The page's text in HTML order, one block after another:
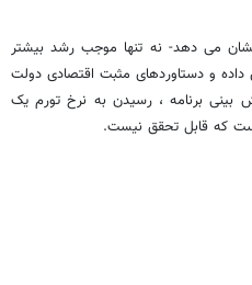
نشان می دهد- نه تنها موجب رشد بیشتر
داده و دستاوردهای مثبت اقتصادی دولت
بینی برنامه ، رسیدن به نرخ تورم یک